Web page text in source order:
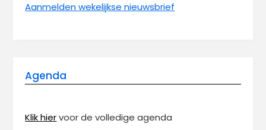
Aanmelden wekelijkse nieuwsbrief
Agenda
Klik hiervoor de volledige agenda